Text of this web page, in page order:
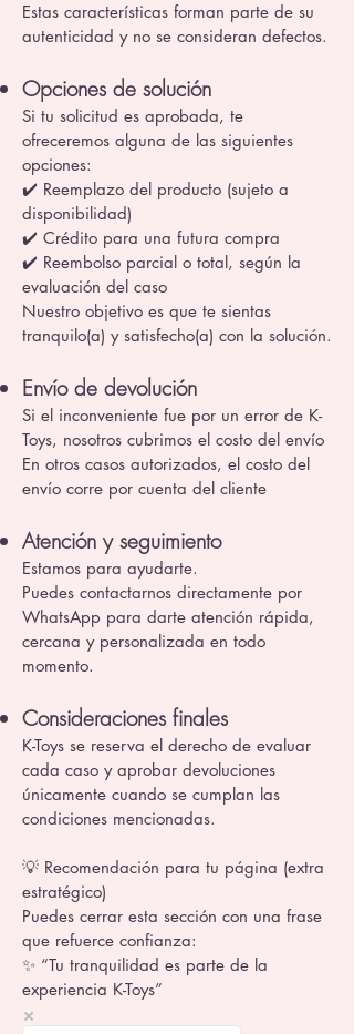
Estas características forman parte de su
autenticidad y no se consideran defectos.
Opciones de solución
Si tu solicitud es aprobada, te
ofreceremos alguna de las siguientes
opciones:
✔️ Reemplazo del producto (sujeto a
disponibilidad)
✔️ Crédito para una futura compra
✔️ Reembolso parcial o total, según la
evaluación del caso
Nuestro objetivo es que te sientas
tranquilo(a) y satisfecho(a) con la solución.
Envío de devolución
Si el inconveniente fue por un error de K-
Toys, nosotros cubrimos el costo del envío
En otros casos autorizados, el costo del
envío corre por cuenta del cliente
Atención y seguimiento
Estamos para ayudarte.
Puedes contactarnos directamente por
WhatsApp para darte atención rápida,
cercana y personalizada en todo
momento.
Consideraciones finales
K-Toys se reserva el derecho de evaluar
cada caso y aprobar devoluciones
únicamente cuando se cumplan las
condiciones mencionadas.
💡 Recomendación para tu página (extra
estratégico)
Puedes cerrar esta sección con una frase
que refuerce confianza:
✨ “Tu tranquilidad es parte de la
experiencia K-Toys”